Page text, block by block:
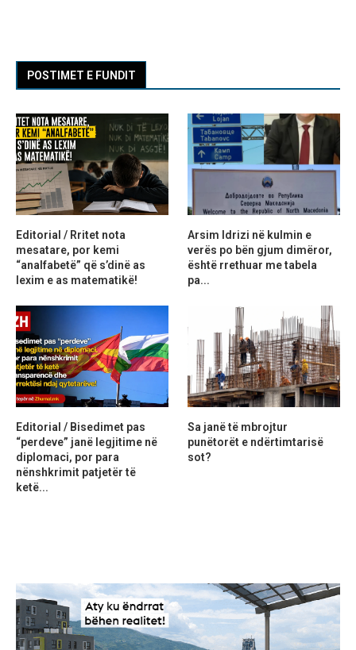
POSTIMET E FUNDIT
Editorial / Rritet nota
mesatare, por kemi
“analfabetë” që s’dinë as
lexim e as matematikë!
Arsim Idrizi në kulmin e
verës po bën gjum dimëror,
është rrethuar me tabela
pa...
Editorial / Bisedimet pas
“perdeve” janë legjitime në
diplomaci, por para
nënshkrimit patjetër të
ketë...
Sa janë të mbrojtur
punëtorët e ndërtimtarisë
sot?